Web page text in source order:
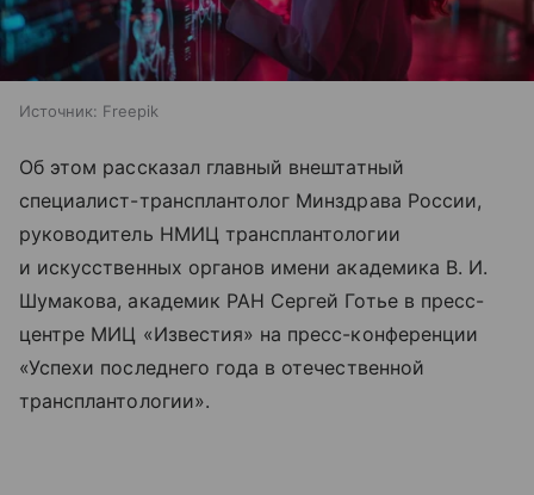
Источник: Freepik
Об этом рассказал главный внештатный
специалист-трансплантолог Минздрава России,
руководитель НМИЦ трансплантологии
и искусственных органов имени академика В. И.
Шумакова, академик РАН Сергей Готье в пресс-
центре МИЦ «Известия» на пресс-конференции
«Успехи последнего года в отечественной
трансплантологии».